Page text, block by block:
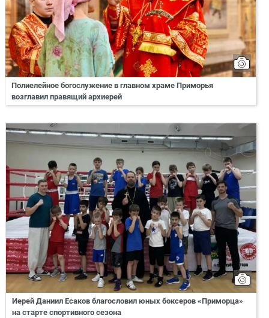
Полиелейное богослужение в главном храме Приморья
возглавил правящий архиерей
Иерей Даниил Есаков благословил юных боксеров «Приморца»
на старте спортивного сезона